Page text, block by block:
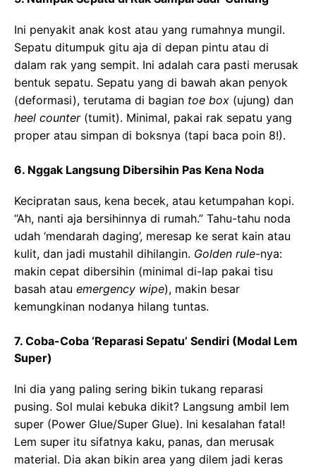
Ini penyakit anak kost atau yang rumahnya mungil.
Sepatu ditumpuk gitu aja di depan pintu atau di
dalam rak yang sempit. Ini adalah cara pasti merusak
bentuk sepatu. Sepatu yang di bawah akan penyok
(deformasi), terutama di bagian toe box (ujung) dan
heel counter(tumit). Minimal, pakai rak sepatu yang
proper atau simpan di boksnya (tapi baca poin 8!).
6. Nggak Langsung Dibersihin Pas Kena Noda
Kecipratan saus, kena becek, atau ketumpahan kopi.
“Ah, nanti aja bersihinnya di rumah.” Tahu-tahu noda
udah ‘mendarah daging’, meresap ke serat kain atau
kulit, dan jadi mustahil dihilangin. Golden rule-nya:
makin cepat dibersihin (minimal di-lap pakai tisu
basah atau emergency wipe), makin besar
kemungkinan nodanya hilang tuntas.
7. Coba-Coba ‘Reparasi Sepatu’ Sendiri (Modal Lem
Super)
Ini dia yang paling sering bikin tukang reparasi
pusing. Sol mulai kebuka dikit? Langsung ambil lem
super (Power Glue/Super Glue). Ini kesalahan fatal!
Lem super itu sifatnya kaku, panas, dan merusak
material. Dia akan bikin area yang dilem jadi keras